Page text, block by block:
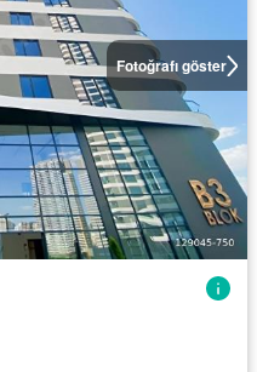
Fotoğrafı göster